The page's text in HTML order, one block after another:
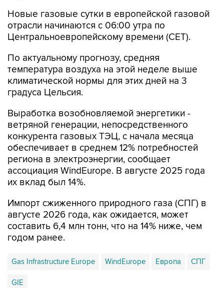
Новые газовые сутки в европейской газовой
отрасли начинаются c 06:00 утра по
Центральноевропейскому времени (CET).
По актуальному прогнозу, средняя
температура воздуха на этой неделе выше
климатической нормы для этих дней на 3
градуса Цельсия.
Выработка возобновляемой энергетики -
ветряной генерации, непосредственного
конкурента газовых ТЭЦ, с начала месяца
обеспечивает в среднем 12% потребностей
региона в электроэнергии, сообщает
ассоциация WindEurope. В августе 2025 года
их вклад был 14%.
Импорт сжиженного природного газа (СПГ) в
августе 2026 года, как ожидается, может
составить 6,4 млн тонн, что на 14% ниже, чем
годом ранее.
Gas Infrastructure Europe WindEurope Европа СПГ
GIE